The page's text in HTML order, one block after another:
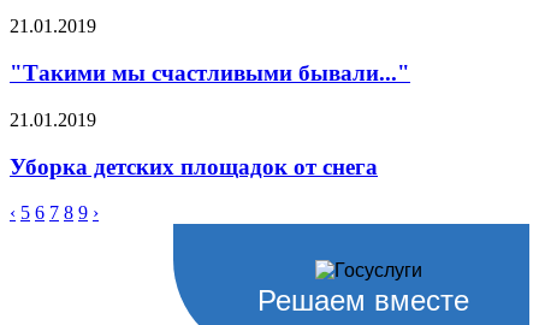
21.01.2019
"Такими мы счастливыми бывали..."
21.01.2019
Уборка детских площадок от снега
‹ 5 6 7 8 9 ›
Решаем вместе